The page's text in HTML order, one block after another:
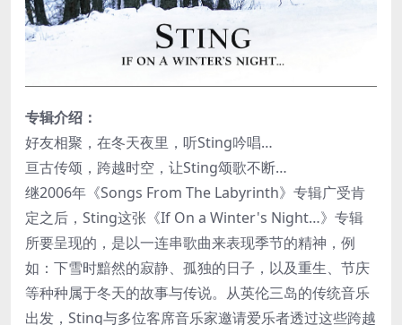
专辑介绍：
好友相聚，在冬天夜里，听Sting吟唱…
亘古传颂，跨越时空，让Sting颂歌不断…
继2006年《Songs From The Labyrinth》专辑广受肯
定之后，Sting这张《If On a Winter's Night…》专辑
所要呈现的，是以一连串歌曲来表现季节的精神，例
如：下雪时黯然的寂静、孤独的日子，以及重生、节庆
等种种属于冬天的故事与传说。从英伦三岛的传统音乐
出发，Sting与多位客席音乐家邀请爱乐者透过这些跨越